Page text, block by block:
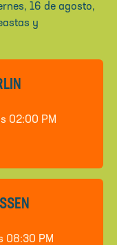
16 de agosto,
y
02:00 PM
08:30 PM